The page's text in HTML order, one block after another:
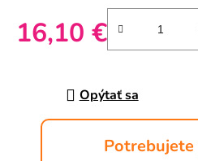
16,10 €
Opýtať sa